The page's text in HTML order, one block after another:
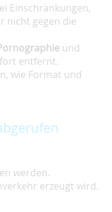
Einschränkungen,
nicht gegen die
und
entfernt.
wie Format und
werden.
erzeugt wird.